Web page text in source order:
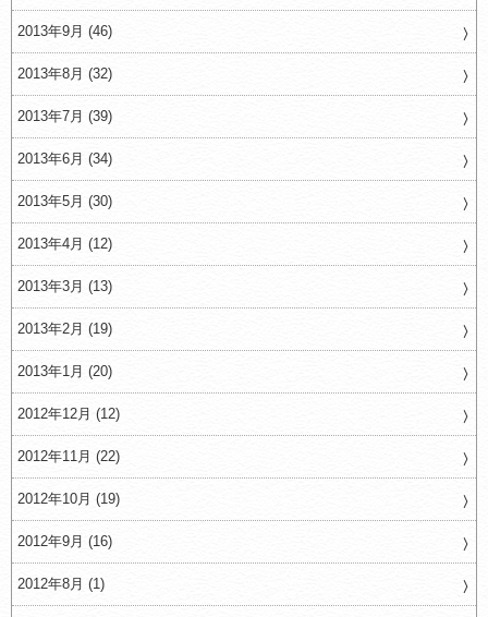
2013年9月 (46)
2013年8月 (32)
2013年7月 (39)
2013年6月 (34)
2013年5月 (30)
2013年4月 (12)
2013年3月 (13)
2013年2月 (19)
2013年1月 (20)
2012年12月 (12)
2012年11月 (22)
2012年10月 (19)
2012年9月 (16)
2012年8月 (1)